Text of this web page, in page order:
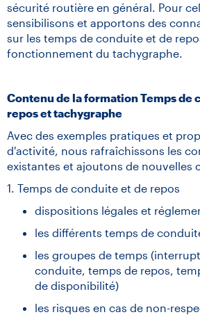
sécurité routière en général. Pour
sensibilisons et apportons des
sur les temps de conduite et de
fonctionnement du tachygraphe.
Contenu de la formation Temps de
repos et tachygraphe
Avec des exemples pratiques et
d'activité, nous rafraîchissons les
existantes et ajoutons de nouvelles
1. Temps de conduite et de repos
dispositions légales et
les différents temps de
les groupes de temps
conduite, temps de repos,
de disponibilité)
les risques en cas de non-